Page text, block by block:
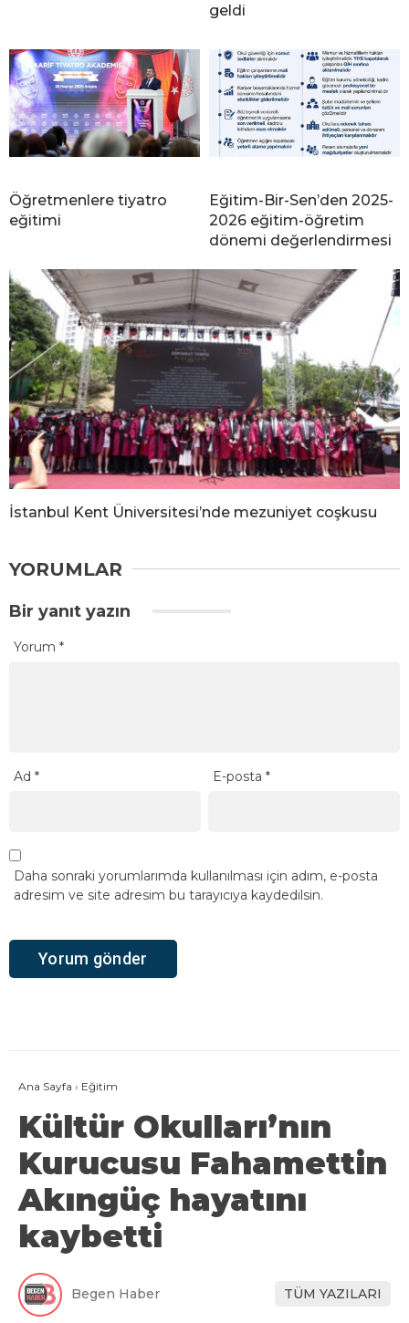
geldi
Öğretmenlere tiyatro
eğitimi
Eğitim-Bir-Sen’den 2025-
2026 eğitim-öğretim
dönemi değerlendirmesi
İstanbul Kent Üniversitesi’nde mezuniyet coşkusu
YORUMLAR
Bir yanıt yazın
Yorum *
Ad * E-posta*
Daha sonraki yorumlarımda kullanılması için adım, e-posta
adresim ve site adresim bu tarayıcıya kaydedilsin.
Ana Sayfa › Eğitim
Kültür Okulları’nın
Kurucusu Fahamettin
Akıngüç hayatını
kaybetti
Begen Haber TÜM YAZILARI